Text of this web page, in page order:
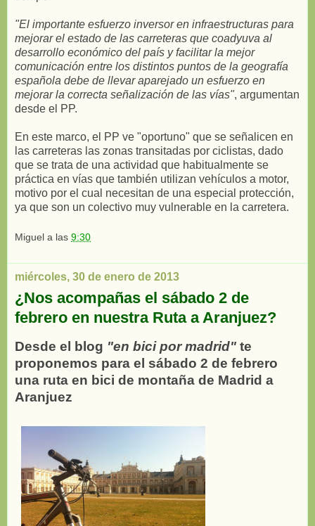
"El importante esfuerzo inversor en infraestructuras para
mejorar el estado de las carreteras que coadyuva al
desarrollo económico del país y facilitar la mejor
comunicación entre los distintos puntos de la geografía
española debe de llevar aparejado un esfuerzo en
mejorar la correcta señalización de las vías", argumentan
desde el PP.
En este marco, el PP ve "oportuno" que se señalicen en
las carreteras las zonas transitadas por ciclistas, dado
que se trata de una actividad que habitualmente se
práctica en vías que también utilizan vehículos a motor,
motivo por el cual necesitan de una especial protección,
ya que son un colectivo muy vulnerable en la carretera.
Miguel a las 9:30
miércoles, 30 de enero de 2013
¿Nos acompañas el sábado 2 de
febrero en nuestra Ruta a Aranjuez?
Desde el blog "en bici por madrid" te
proponemos para el sábado 2 de febrero
una ruta en bici de montaña de Madrid a
Aranjuez